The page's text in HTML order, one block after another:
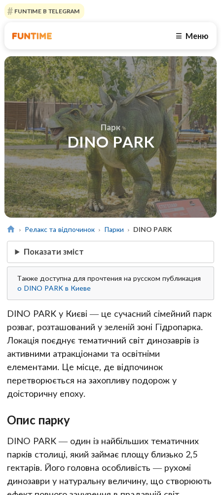
FUNTIME В TELEGRAM
☰ Меню
Парк
DINO PARK
Релакс та відпочинок Парки DINO PARK
Показати зміст
Также доступна для прочтения на русском публикация
о DINO PARK в Киеве
DINO PARK у Києві — це сучасний сімейний парк
розваг, розташований у зеленій зоні Гідропарка.
Локація поєднує тематичний світ динозаврів із
активними атракціонами та освітніми
елементами. Це місце, де відпочинок
перетворюється на захопливу подорож у
доісторичну епоху.
Опис парку
DINO PARK — один із найбільших тематичних
парків столиці, який займає площу близько 2,5
гектарів. Його головна особливість — рухомі
динозаври у натуральну величину, що створюють